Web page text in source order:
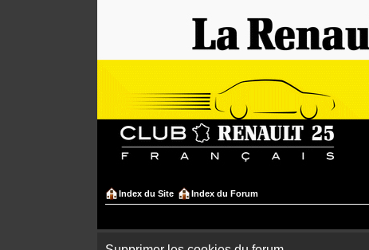
Index du Site Index du Forum